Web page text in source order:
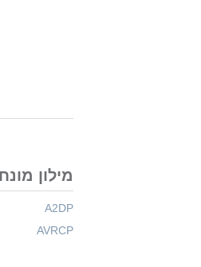
מילון
A2DP
AVRCP